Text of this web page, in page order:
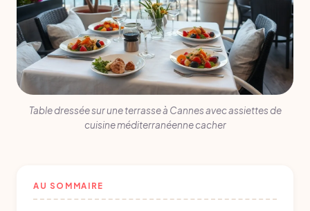
Table dressée sur une terrasse à Cannes avec assiettes de
cuisine méditerranéenne cacher
AU SOMMAIRE